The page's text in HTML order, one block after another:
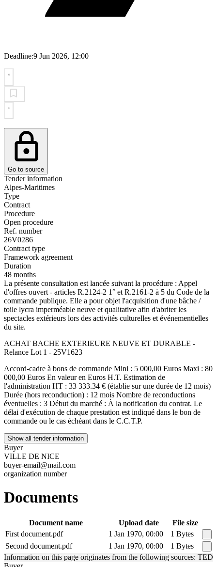
Deadline:9 Jun 2026, 12:00
Go to source
Tender information
Alpes-Maritimes
Type
Contract
Procedure
Open procedure
Ref. number
26V0286
Contract type
Framework agreement
Duration
48 months
La présente consultation est lancée suivant la procédure : Appel
d'offres ouvert - articles R.2124-2 1° et R.2161-2 à 5 du Code de la
commande publique. Elle a pour objet l'acquisition d'une bâche /
toile lycra imperméable neuve et qualitative afin d'abriter les
spectacles extérieurs lors des activités culturelles et événementielles
du site.
ACHAT BACHE EXTERIEURE NEUVE ET DURABLE -
Relance Lot 1 - 25V1623
Accord-cadre à bons de commande Mini : 5 000,00 Euros Maxi : 80
000,00 Euros En valeur en Euros H.T. Estimation de
l'administration HT : 33 333.34 € (établie sur une durée de 12 mois)
Durée (hors reconduction) : 12 mois Nombre de reconductions
éventuelles : 3 Début du marché : À la notification du contrat. Le
délai d'exécution de chaque prestation est indiqué dans le bon de
commande ou le cas échéant dans le C.C.T.P.
Show all tender information
Buyer
VILLE DE NICE
buyer-email@mail.com
organization number
Documents
Document name Upload date
File size
First document.pdf
1 Jan 1970, 00:00
1 Bytes
Second document.pdf
1 Jan 1970, 00:00
1 Bytes
Information on this page originates from the following sources: TED